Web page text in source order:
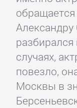
случаях,
повезло,
Москвы в